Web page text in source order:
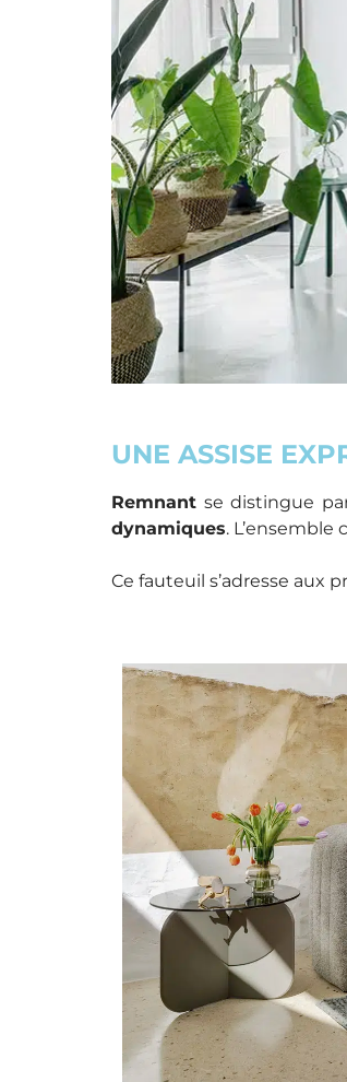
UNE ASSISE
Remnant se distingue
dynamiques. L’ensemble
Ce fauteuil s’adresse aux